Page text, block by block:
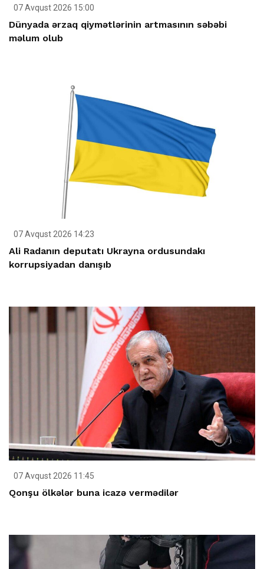
07 Avqust 2026 15:00
Dünyada ərzaq qiymətlərinin artmasının səbəbi
məlum olub
07 Avqust 2026 14:23
Ali Radanın deputatı Ukrayna ordusundakı
korrupsiyadan danışıb
07 Avqust 2026 11:45
Qonşu ölkələr buna icazə vermədilər